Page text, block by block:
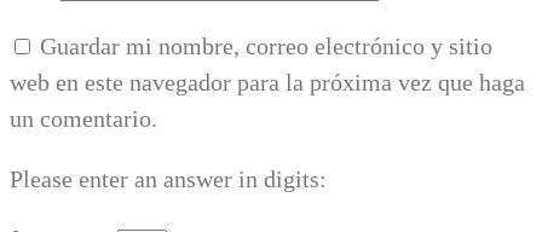
Guardar mi nombre, correo electrónico y sitio
web en este navegador para la próxima vez que haga
un comentario.
Please enter an answer in digits: